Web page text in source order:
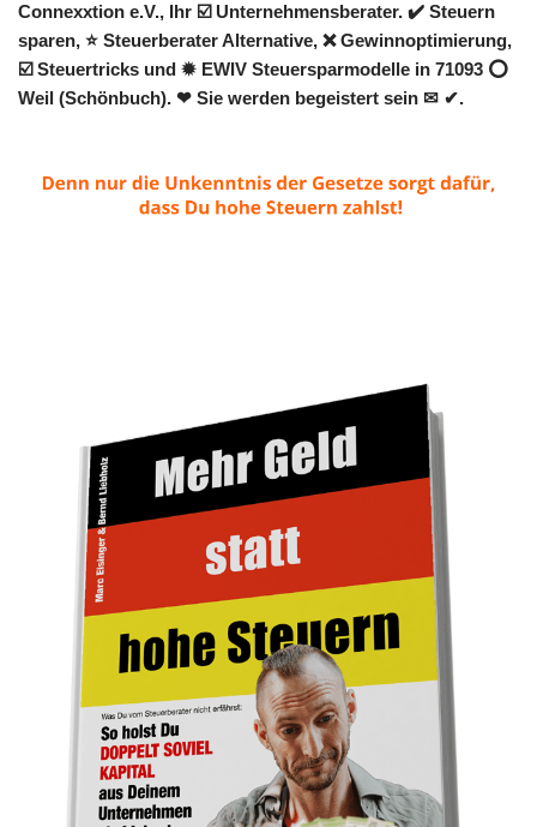
Connexxtion e.V., Ihr ☑️ Unternehmensberater. ✔️ Steuern
sparen, ⭐ Steuerberater Alternative, ❌ Gewinnoptimierung,
☑️ Steuertricks und ✹ EWIV Steuersparmodelle in 71093 ⭕
Weil (Schönbuch). ❤ Sie werden begeistert sein ✉ ✔.